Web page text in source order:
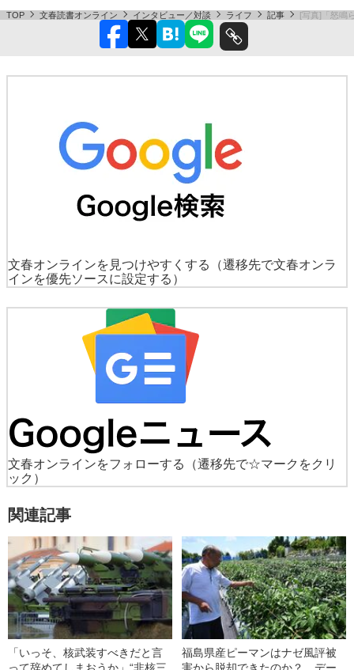
TOP 文春読書オンライン インタビュー／対談 ライフ 記事 [写真]「怒鳴
文春オンラインを見つけやすくする
（遷移先で文春オンラ
インを優先ソースに設定する）
文春オンラインをフォローする
（遷移先で☆マークをクリ
ック）
関連記事
「いっそ、核武装すべきだと言
福島県産ピーマンはナゼ風評被